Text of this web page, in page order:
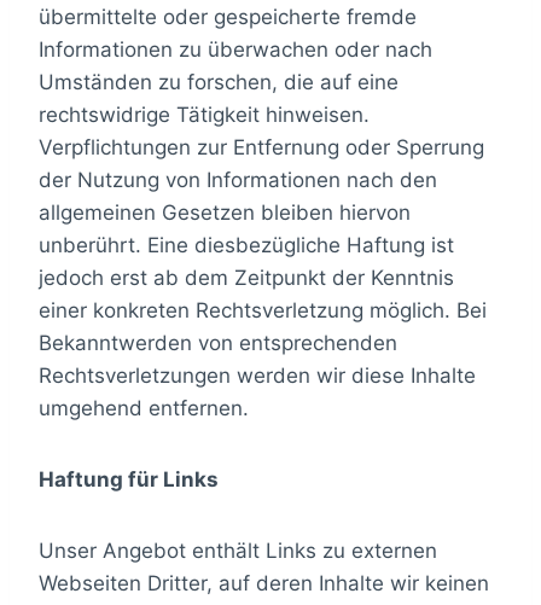
übermittelte oder gespeicherte fremde
Informationen zu überwachen oder nach
Umständen zu forschen, die auf eine
rechtswidrige Tätigkeit hinweisen.
Verpflichtungen zur Entfernung oder Sperrung
der Nutzung von Informationen nach den
allgemeinen Gesetzen bleiben hiervon
unberührt. Eine diesbezügliche Haftung ist
jedoch erst ab dem Zeitpunkt der Kenntnis
einer konkreten Rechtsverletzung möglich. Bei
Bekanntwerden von entsprechenden
Rechtsverletzungen werden wir diese Inhalte
umgehend entfernen.
Haftung für Links
Unser Angebot enthält Links zu externen
Webseiten Dritter, auf deren Inhalte wir keinen